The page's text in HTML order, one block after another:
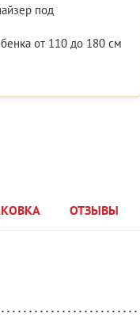
под
от 110 до 180 см
ОТЗЫВЫ